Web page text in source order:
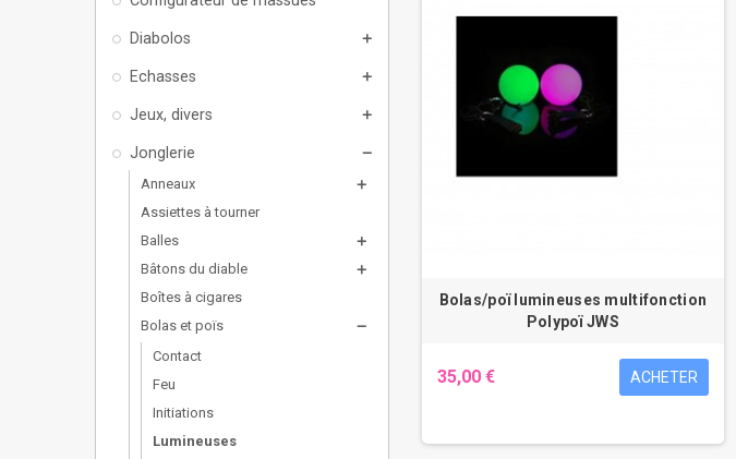
Diabolos add
Echasses add
Jeux, divers add
Jonglerie remove
Anneaux add
Assiettes à tourner
Balles
add
Bâtons du diable add
Boîtes à cigares
Bolas et poïs
remove
Contact
Feu
Initiations
Lumineuses
Bolas/poï lumineuses multifonction
Polypoï JWS
35,00 € ACHETER